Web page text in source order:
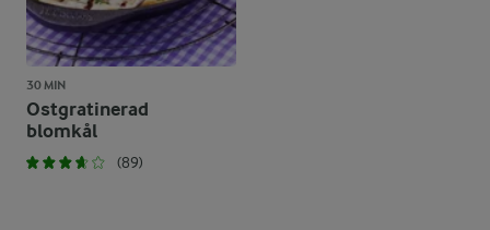
30 MIN
Ostgratinerad
blomkål
(89)